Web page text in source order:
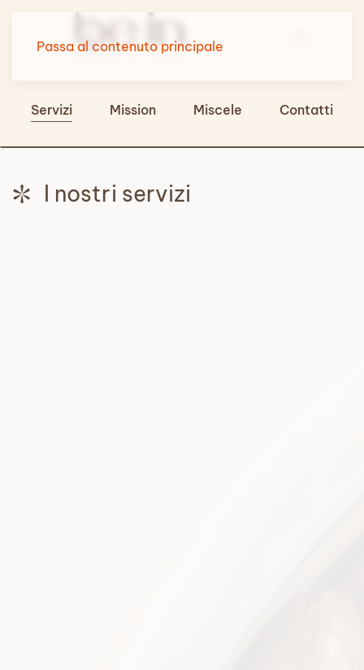
Passa al contenuto principale
Servizi Mission Miscele Contatti
I nostri servizi